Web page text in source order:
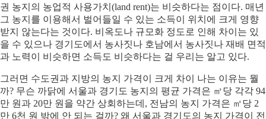
권 농지의 농업적 사용가치(land rent)는 비슷하다는 점이다. 매년
그 농지를 이용해서 벌어들일 수 있는 소득이 위치에 크게 영향
받지 않는다는 것이다. 비옥도나 규모화 정도로 인해 차이는 있
을 수 있으나 경기도에서 농사짓나 호남에서 농사짓나 재배 면적
과 노력이 비슷하면 소득도 비슷하다는 걸 우리는 알고 있다.
그러면 수도권과 지방의 농지 가격이 크게 차이 나는 이유는 뭘
까? 무슨 까닭에 서울과 경기도 농지의 평균 가격은 ㎡당 각각 94
만 원과 20만 원을 약간 상회하는데, 전남의 농지 가격은 ㎡당 2
만 6천 원 밖에 안 되는 걸까? 왜 서울과 경기도의 농지 가격이 전